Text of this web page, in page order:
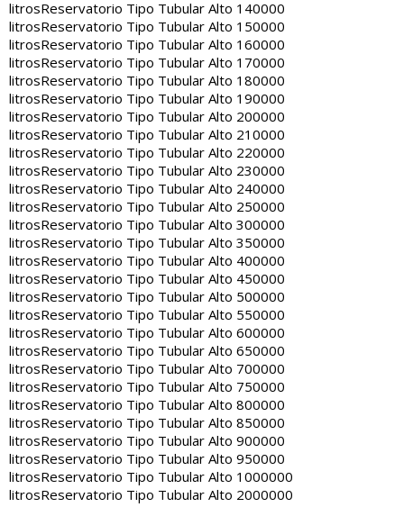
litrosReservatorio Tipo Tubular Alto 140000
litrosReservatorio Tipo Tubular Alto 150000
litrosReservatorio Tipo Tubular Alto 160000
litrosReservatorio Tipo Tubular Alto 170000
litrosReservatorio Tipo Tubular Alto 180000
litrosReservatorio Tipo Tubular Alto 190000
litrosReservatorio Tipo Tubular Alto 200000
litrosReservatorio Tipo Tubular Alto 210000
litrosReservatorio Tipo Tubular Alto 220000
litrosReservatorio Tipo Tubular Alto 230000
litrosReservatorio Tipo Tubular Alto 240000
litrosReservatorio Tipo Tubular Alto 250000
litrosReservatorio Tipo Tubular Alto 300000
litrosReservatorio Tipo Tubular Alto 350000
litrosReservatorio Tipo Tubular Alto 400000
litrosReservatorio Tipo Tubular Alto 450000
litrosReservatorio Tipo Tubular Alto 500000
litrosReservatorio Tipo Tubular Alto 550000
litrosReservatorio Tipo Tubular Alto 600000
litrosReservatorio Tipo Tubular Alto 650000
litrosReservatorio Tipo Tubular Alto 700000
litrosReservatorio Tipo Tubular Alto 750000
litrosReservatorio Tipo Tubular Alto 800000
litrosReservatorio Tipo Tubular Alto 850000
litrosReservatorio Tipo Tubular Alto 900000
litrosReservatorio Tipo Tubular Alto 950000
litrosReservatorio Tipo Tubular Alto 1000000
litrosReservatorio Tipo Tubular Alto 2000000